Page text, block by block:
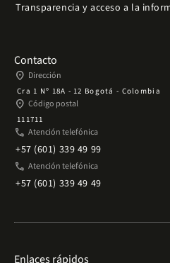
Transparencia y acceso a la
Contacto
place Dirección
Cra 1 Nº 18A - 12 Bogotá - Colombia
place Código postal
111711
phone Atención telefónica
+57 (601) 339 49 99
phone Atención telefónica
+57 (601) 339 49 49
Enlaces rápidos